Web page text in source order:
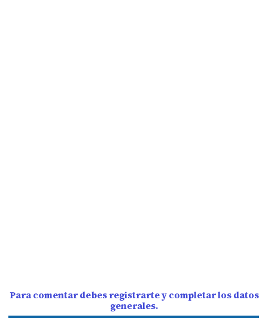
Para comentar debes registrarte y completar los datos
generales.